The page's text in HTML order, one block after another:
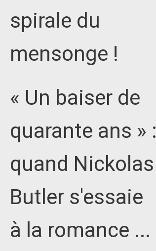
spirale du
mensonge !
« Un baiser de
quarante ans » :
quand Nickolas
Butler s'essaie
à la romance ...